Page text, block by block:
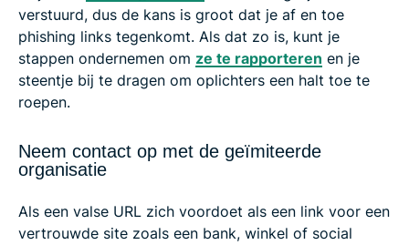
verstuurd, dus de kans is groot dat je af en toe
phishing links tegenkomt. Als dat zo is, kunt je
stappen ondernemen om ze te rapporteren en je
steentje bij te dragen om oplichters een halt toe te
roepen.
Neem contact op met de geïmiteerde
organisatie
Als een valse URL zich voordoet als een link voor een
vertrouwde site zoals een bank, winkel of social